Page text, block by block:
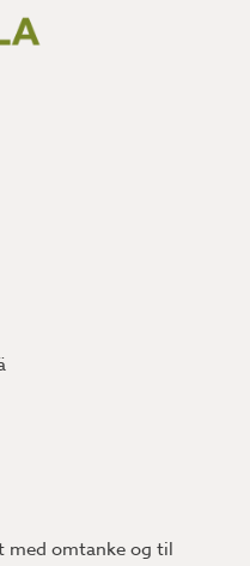
med omtanke og til